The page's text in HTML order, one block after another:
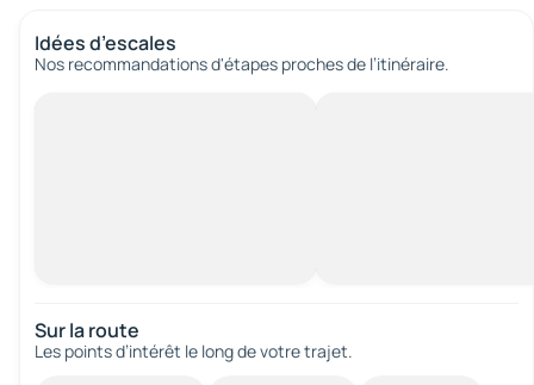
Idées d’escales
Nos recommandations d'étapes proches de l’itinéraire.
Sur la route
Les points d’intérêt le long de votre trajet.